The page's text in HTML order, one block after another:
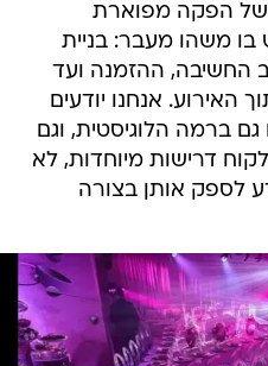
של הפקה מפוארת
בו משהו מעבר: בניית
החשיבה, ההזמנה ועד
האירוע. אנחנו יודעים
גם ברמה הלוגיסטית, וגם
דרישות מיוחדות, לא
לספק אותן בצורה